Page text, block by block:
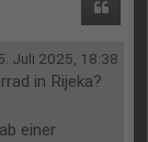
Juli 2025, 18:38
in Rijeka?
einer